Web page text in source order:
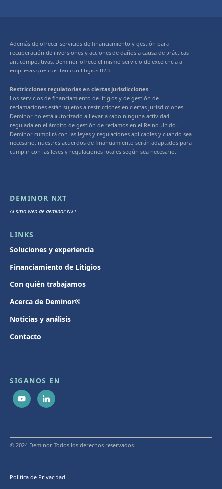
Además de ofrecer servicios de financiamiento y gestión para
recuperación de inversiones y acciones de daños a causa de prácticas
anticompetitivas, Deminor ofrece el mismo servicio de excelencia a
empresas que cuentan con litigios B2B.
Restricciones regulatorias en ciertas jurisdicciones
Los servicios de financiamiento de litigios y de gestión de
reclamaciones están sujetos a restricciones en ciertas jurisdicciones.
Deminor no está autorizado a llevar a cabo ninguna actividad
regulada en el ámbito de gestión de reclamos en el Reino Unido.
Deminor cumplirá con las leyes y regulaciones aplicables y cuando sea
necesario, nuestros acuerdos de financiamiento serán adaptados para
cumplir con las leyes y regulaciones locales según sea necesario.
DEMINOR NXT
Al sitio web de deminor NXT
LINKS
Soluciones y experiencia
Financiamiento de Litigios
Con quién trabajamos
Acerca de Deminor®
Noticias y análisis
Contacto
SIGANOS EN
© 2024 Deminor. Todos los derechos reservados.
Política de Privacidad